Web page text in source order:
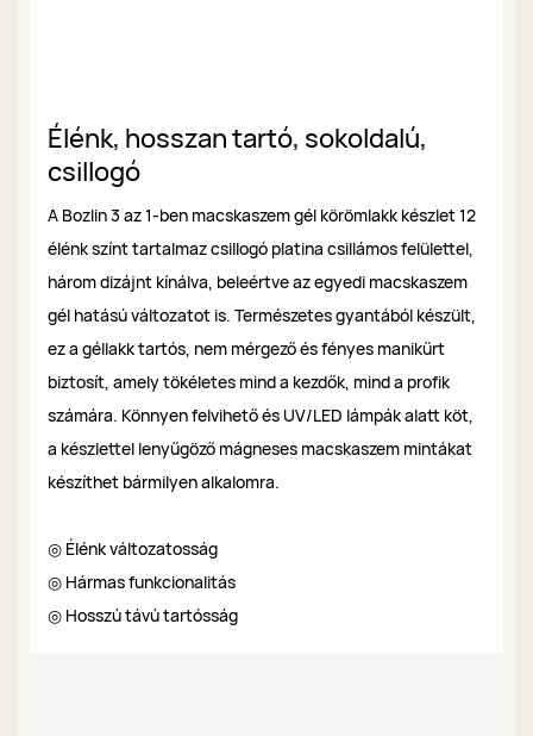
Élénk, hosszan tartó, sokoldalú,
csillogó
A Bozlin 3 az 1-ben macskaszem gél körömlakk készlet 12
élénk színt tartalmaz csillogó platina csillámos felülettel,
három dizájnt kínálva, beleértve az egyedi macskaszem
gél hatású változatot is. Természetes gyantából készült,
ez a géllakk tartós, nem mérgező és fényes manikűrt
biztosít, amely tökéletes mind a kezdők, mind a profik
számára. Könnyen felvihető és UV/LED lámpák alatt köt,
a készlettel lenyűgöző mágneses macskaszem mintákat
készíthet bármilyen alkalomra.
◎ Élénk változatosság
◎ Hármas funkcionalitás
◎ Hosszú távú tartósság